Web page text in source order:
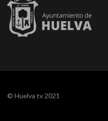
© Huelva tv 2021